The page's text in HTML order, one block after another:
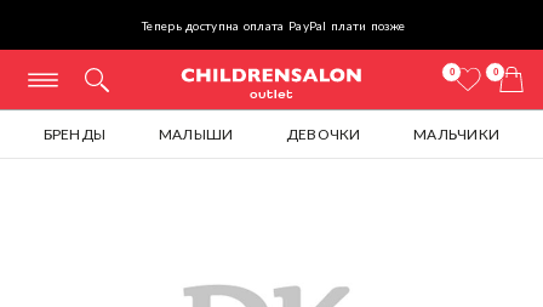
Теперь доступна оплата PayPal плати позже
0 0
БРЕНДЫ МАЛЫШИ ДЕВОЧКИ МАЛЬЧИКИ